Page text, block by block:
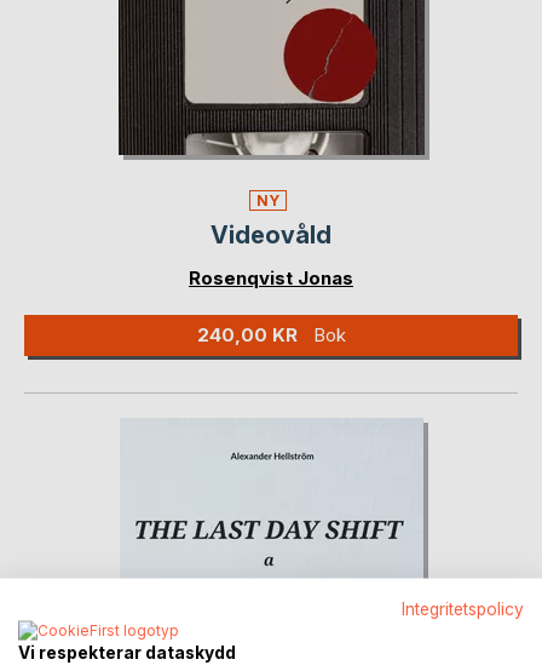
NY
Videovåld
Rosenqvist Jonas
240,00 KR Bok
Integritetspolicy
Vi respekterar dataskydd